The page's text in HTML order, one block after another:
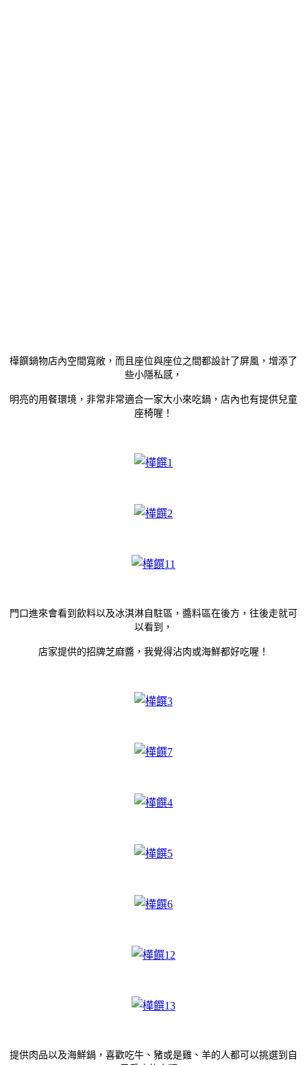
樺饌鍋物店內空間寬敞，而且座位與座位之間都設計了屏風，增添了
些小隱私感，
明亮的用餐環境，非常非常適合一家大小來吃鍋，店內也有提供兒童
座椅喔！
門口進來會看到飲料以及冰淇淋自駐區，醬料區在後方，往後走就可
以看到，
店家提供的招牌芝麻醬，我覺得沾肉或海鮮都好吃喔！
提供肉品以及海鮮鍋，喜歡吃牛、豬或是雞、羊的人都可以挑選到自